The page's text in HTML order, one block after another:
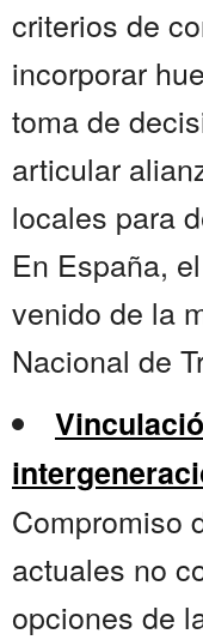
criterios de
incorporar
toma de
articular
locales para
En España,
venido de la
Nacional de
Compromiso
actuales no
opciones de